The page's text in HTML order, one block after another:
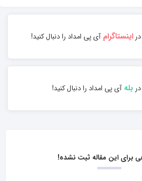
دراینستاگرامآی پی امداد را دنبال کنید!
در بلهآی پی امداد را دنبال کنید!
برای این مقاله ثبت نشده!